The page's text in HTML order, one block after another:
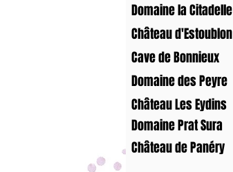
Domaine la Citadelle
Château d'Estoublon
Cave de Bonnieux
Domaine des Peyre
Château Les Eydins
Château de Panéry
Domaine Prat Sura